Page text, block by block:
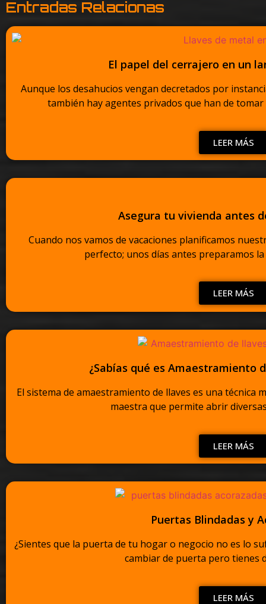
Entradas Relacionas
El papel del cerrajero en un
Aunque los desahucios vengan decretados por
también hay agentes privados que han de tomar
LEER MÁS
Asegura tu vivienda antes
Cuando nos vamos de vacaciones planificamos
perfecto; unos días antes preparamos
LEER MÁS
¿Sabías qué es Amaestramiento
El sistema de amaestramiento de llaves es una técnica
maestra que permite abrir
LEER MÁS
Puertas Blindadas y
¿Sientes que la puerta de tu hogar o negocio no es lo
cambiar de puerta pero tienes
LEER MÁS